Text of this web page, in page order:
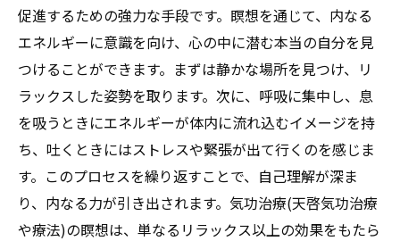
促進するための強力な手段です。瞑想を通じて、内なる
エネルギーに意識を向け、心の中に潜む本当の自分を見
つけることができます。まずは静かな場所を見つけ、リ
ラックスした姿勢を取ります。次に、呼吸に集中し、息
を吸うときにエネルギーが体内に流れ込むイメージを持
ち、吐くときにはストレスや緊張が出て行くのを感じま
す。このプロセスを繰り返すことで、自己理解が深ま
り、内なる力が引き出されます。気功治療(天啓気功治療
や療法)の瞑想は、単なるリラックス以上の効果をもたら